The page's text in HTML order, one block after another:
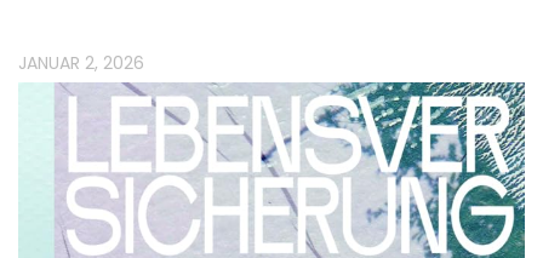
JANUAR 2, 2026